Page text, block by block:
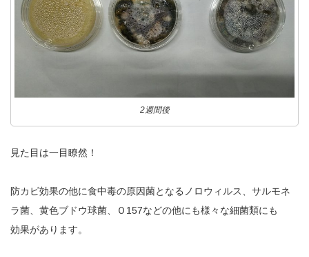
2週間後
見た目は一目瞭然！
防カビ効果の他に食中毒の原因菌となるノロウィルス、サルモネ
ラ菌、黄色ブドウ球菌、Ｏ157などの他にも様々な細菌類にも
効果があります。
印刷塗工工程で溶剤系塗料をご使用の
場合、静電気により塗料に引火し火災
が発生する…